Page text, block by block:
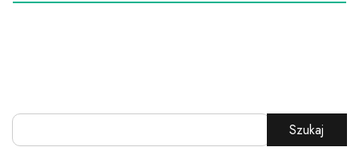
Szukaj